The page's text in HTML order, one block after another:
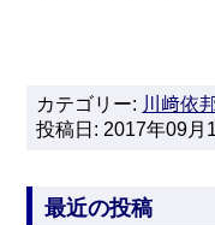
カテゴリー: 川﨑依
投稿日: 2017年09月
最近の投稿